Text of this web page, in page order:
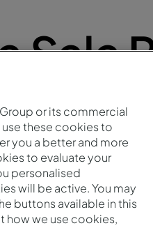
Sala
Número De
or its commercial
these cookies to
you a better and more
to evaluate your
personalised
will be active. You may
buttons available in this
how we use cookies,